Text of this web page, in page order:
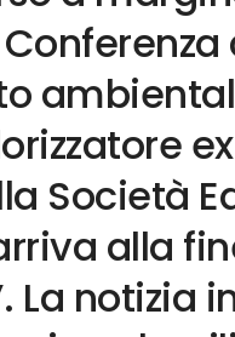
Società
alla
La notizia